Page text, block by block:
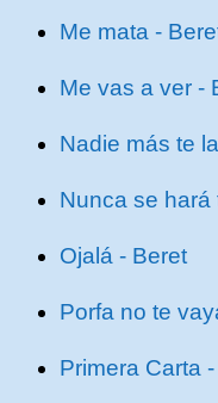
Me mata -
Me vas a ver -
Nadie más te
Nunca se hará
Ojalá - Beret
Porfa no te
Primera Carta